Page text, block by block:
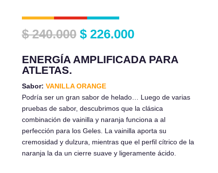
$240.000 El
precio
original
era:
$226.000El
actual
es:
ENERGÍA AMPLIFICADA PARA
ATLETAS.
Sabor: VANILLA ORANGE
Podría ser un gran sabor de helado… Luego de varias
pruebas de sabor, descubrimos que la clásica
combinación de vainilla y naranja funciona a al
perfección para los Geles. La vainilla aporta su
cremosidad y dulzura, mientras que el perfil cítrico de la
naranja la da un cierre suave y ligeramente ácido.